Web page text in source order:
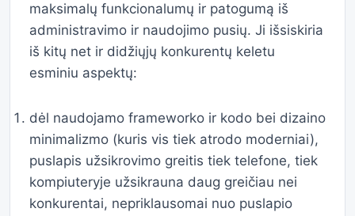
maksimalų funkcionalumų ir patogumą iš
administravimo ir naudojimo pusių. Ji išsiskiria
iš kitų net ir didžiųjų konkurentų keletu
esminiu aspektų:
dėl naudojamo frameworko ir kodo bei dizaino
minimalizmo (kuris vis tiek atrodo moderniai),
puslapis užsikrovimo greitis tiek telefone, tiek
kompiuteryje užsikrauna daug greičiau nei
konkurentai, nepriklausomai nuo puslapio